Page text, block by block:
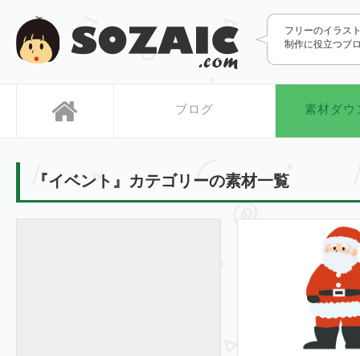
SOZAIC.com
フリーのイラス
制作に役立つブ
ブログ 素材ダウ
『イベント』カテゴリーの素材一覧